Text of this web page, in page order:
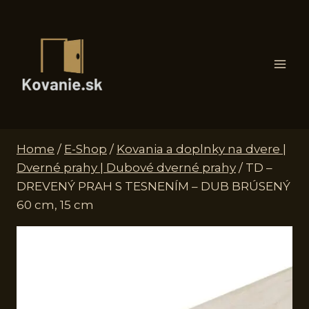
Home / E-Shop / Kovania a doplnky na dvere |
Dverné prahy | Dubové dverné prahy / TD –
DREVENÝ PRAH S TESNENÍM – DUB BRÚSENÝ
60 cm, 15 cm